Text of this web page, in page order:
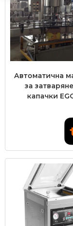
Автоматична
за
капачки